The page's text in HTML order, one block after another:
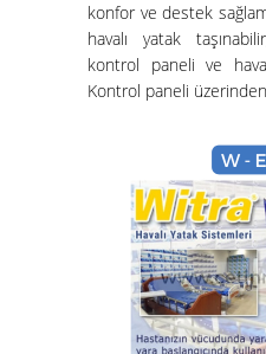
Hasta Karyolası ve Havalı
Nasıl Kurulur?
Hasta Karyolası Güzelbahçe
konfor ve destek
havalı yatak
kontrol paneli ve
Kontrol paneli